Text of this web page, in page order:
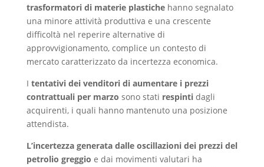
trasformatori di materie plastichehanno segnalato
una minore attività produttiva e una crescente
difficoltà nel reperire alternative di
approvvigionamento, complice un contesto di
mercato caratterizzato da incertezza economica.
I tentativi dei venditori di aumentare i prezzi
contrattuali per marzo sono stati respintidagli
acquirenti, i quali hanno mantenuto una posizione
attendista.
L’incertezza generata dalle oscillazioni dei prezzi del
petrolio greggio e dai movimenti valutari ha